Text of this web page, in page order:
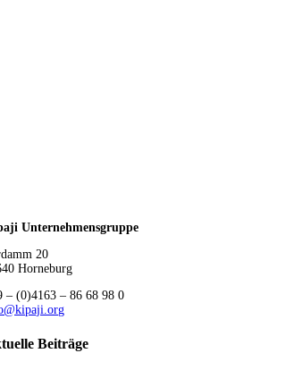
Unternehmensgruppe
20
Horneburg
– (0)4163 – 86 68 98 0
Beiträge